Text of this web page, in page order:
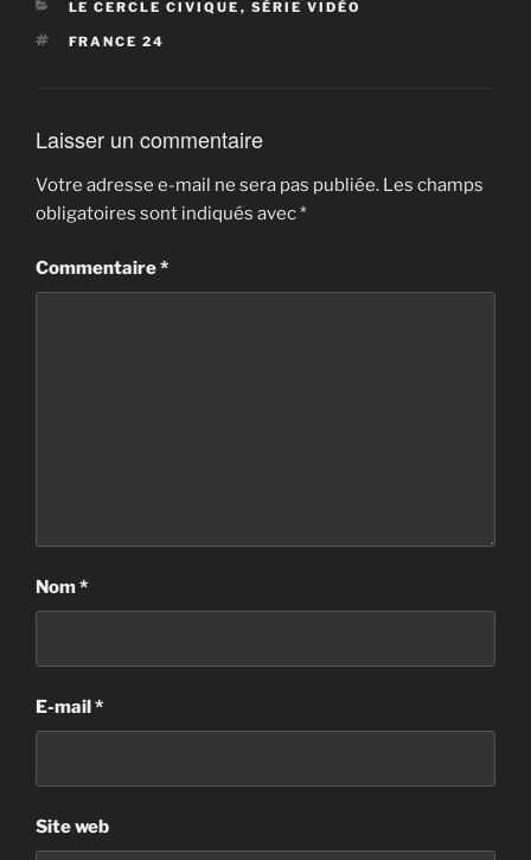
CATÉGORIES
LE CERCLE CIVIQUE , SÉRIE VIDÉO
ÉTIQUETTES
FRANCE 24
Laisser un commentaire
Votre adresse e-mail ne sera pas publiée. Les champs
obligatoires sont indiqués avec*
Commentaire*
Nom*
E-mail*
Site web